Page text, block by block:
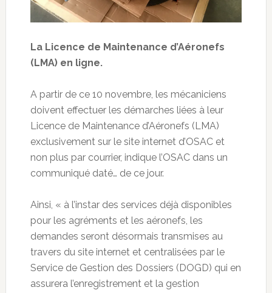
La Licence de Maintenance d’Aéronefs
(LMA) en ligne.
A partir de ce 10 novembre, les mécaniciens
doivent effectuer les démarches liées à leur
Licence de Maintenance d’Aéronefs (LMA)
exclusivement sur le site internet d’OSAC et
non plus par courrier, indique l’OSAC dans un
communiqué daté… de ce jour.
Ainsi, « à l’instar des services déjà disponibles
pour les agréments et les aéronefs, les
demandes seront désormais transmises au
travers du site internet et centralisées par le
Service de Gestion des Dossiers (DOGD) qui en
assurera l’enregistrement et la gestion